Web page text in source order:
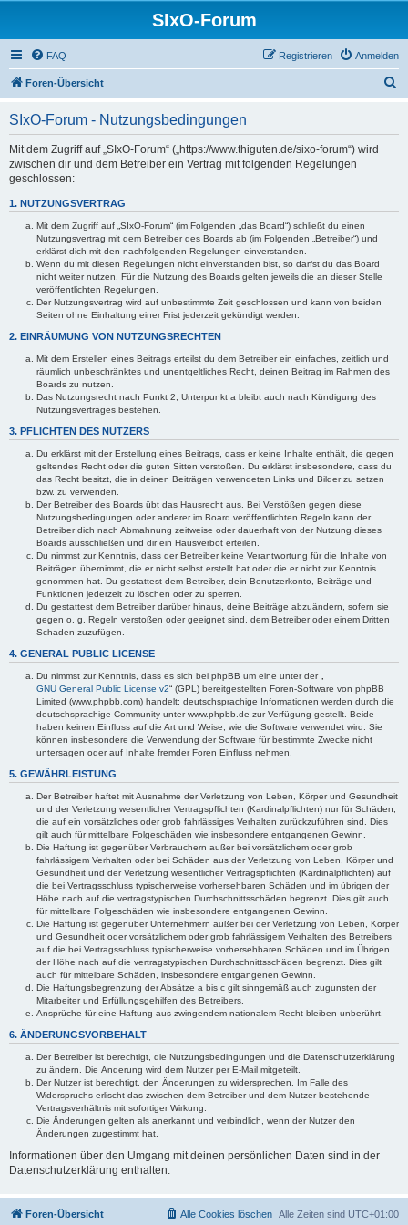
SIxO-Forum
FAQ Anmelden
Registrieren
Foren-Übersicht
SIxO-Forum - Nutzungsbedingungen
Mit dem Zugriff auf „SIxO-Forum“ („https://www.thiguten.de/sixo-forum“) wird
zwischen dir und dem Betreiber ein Vertrag mit folgenden Regelungen
geschlossen:
1. NUTZUNGSVERTRAG
Mit dem Zugriff auf „SIxO-Forum“ (im Folgenden „das Board“) schließt du einen
Nutzungsvertrag mit dem Betreiber des Boards ab (im Folgenden „Betreiber“) und
erklärst dich mit den nachfolgenden Regelungen einverstanden.
Wenn du mit diesen Regelungen nicht einverstanden bist, so darfst du das Board
nicht weiter nutzen. Für die Nutzung des Boards gelten jeweils die an dieser Stelle
veröffentlichten Regelungen.
Der Nutzungsvertrag wird auf unbestimmte Zeit geschlossen und kann von beiden
Seiten ohne Einhaltung einer Frist jederzeit gekündigt werden.
2. EINRÄUMUNG VON NUTZUNGSRECHTEN
Mit dem Erstellen eines Beitrags erteilst du dem Betreiber ein einfaches, zeitlich und
räumlich unbeschränktes und unentgeltliches Recht, deinen Beitrag im Rahmen des
Boards zu nutzen.
Das Nutzungsrecht nach Punkt 2, Unterpunkt a bleibt auch nach Kündigung des
Nutzungsvertrages bestehen.
3. PFLICHTEN DES NUTZERS
Du erklärst mit der Erstellung eines Beitrags, dass er keine Inhalte enthält, die gegen
geltendes Recht oder die guten Sitten verstoßen. Du erklärst insbesondere, dass du
das Recht besitzt, die in deinen Beiträgen verwendeten Links und Bilder zu setzen
bzw. zu verwenden.
Der Betreiber des Boards übt das Hausrecht aus. Bei Verstößen gegen diese
Nutzungsbedingungen oder anderer im Board veröffentlichten Regeln kann der
Betreiber dich nach Abmahnung zeitweise oder dauerhaft von der Nutzung dieses
Boards ausschließen und dir ein Hausverbot erteilen.
Du nimmst zur Kenntnis, dass der Betreiber keine Verantwortung für die Inhalte von
Beiträgen übernimmt, die er nicht selbst erstellt hat oder die er nicht zur Kenntnis
genommen hat. Du gestattest dem Betreiber, dein Benutzerkonto, Beiträge und
Funktionen jederzeit zu löschen oder zu sperren.
Du gestattest dem Betreiber darüber hinaus, deine Beiträge abzuändern, sofern sie
gegen o. g. Regeln verstoßen oder geeignet sind, dem Betreiber oder einem Dritten
Schaden zuzufügen.
4. GENERAL PUBLIC LICENSE
Du nimmst zur Kenntnis, dass es sich bei phpBB um eine unter der „
GNU General Public License v2“ (GPL) bereitgestellten Foren-Software von phpBB
Limited (www.phpbb.com) handelt; deutschsprachige Informationen werden durch die
deutschsprachige Community unter www.phpbb.de zur Verfügung gestellt. Beide
haben keinen Einfluss auf die Art und Weise, wie die Software verwendet wird. Sie
können insbesondere die Verwendung der Software für bestimmte Zwecke nicht
untersagen oder auf Inhalte fremder Foren Einfluss nehmen.
5. GEWÄHRLEISTUNG
Der Betreiber haftet mit Ausnahme der Verletzung von Leben, Körper und Gesundheit
und der Verletzung wesentlicher Vertragspflichten (Kardinalpflichten) nur für Schäden,
die auf ein vorsätzliches oder grob fahrlässiges Verhalten zurückzuführen sind. Dies
gilt auch für mittelbare Folgeschäden wie insbesondere entgangenen Gewinn.
Die Haftung ist gegenüber Verbrauchern außer bei vorsätzlichem oder grob
fahrlässigem Verhalten oder bei Schäden aus der Verletzung von Leben, Körper und
Gesundheit und der Verletzung wesentlicher Vertragspflichten (Kardinalpflichten) auf
die bei Vertragsschluss typischerweise vorhersehbaren Schäden und im übrigen der
Höhe nach auf die vertragstypischen Durchschnittsschäden begrenzt. Dies gilt auch
für mittelbare Folgeschäden wie insbesondere entgangenen Gewinn.
Die Haftung ist gegenüber Unternehmern außer bei der Verletzung von Leben, Körper
und Gesundheit oder vorsätzlichem oder grob fahrlässigem Verhalten des Betreibers
auf die bei Vertragsschluss typischerweise vorhersehbaren Schäden und im Übrigen
der Höhe nach auf die vertragstypischen Durchschnittsschäden begrenzt. Dies gilt
auch für mittelbare Schäden, insbesondere entgangenen Gewinn.
Die Haftungsbegrenzung der Absätze a bis c gilt sinngemäß auch zugunsten der
Mitarbeiter und Erfüllungsgehilfen des Betreibers.
Ansprüche für eine Haftung aus zwingendem nationalem Recht bleiben unberührt.
6. ÄNDERUNGSVORBEHALT
Der Betreiber ist berechtigt, die Nutzungsbedingungen und die Datenschutzerklärung
zu ändern. Die Änderung wird dem Nutzer per E-Mail mitgeteilt.
Der Nutzer ist berechtigt, den Änderungen zu widersprechen. Im Falle des
Widerspruchs erlischt das zwischen dem Betreiber und dem Nutzer bestehende
Vertragsverhältnis mit sofortiger Wirkung.
Die Änderungen gelten als anerkannt und verbindlich, wenn der Nutzer den
Änderungen zugestimmt hat.
Informationen über den Umgang mit deinen persönlichen Daten sind in der
Datenschutzerklärung enthalten.
Foren-Übersicht Alle Zeiten sind UTC+01:00
Alle Cookies löschen